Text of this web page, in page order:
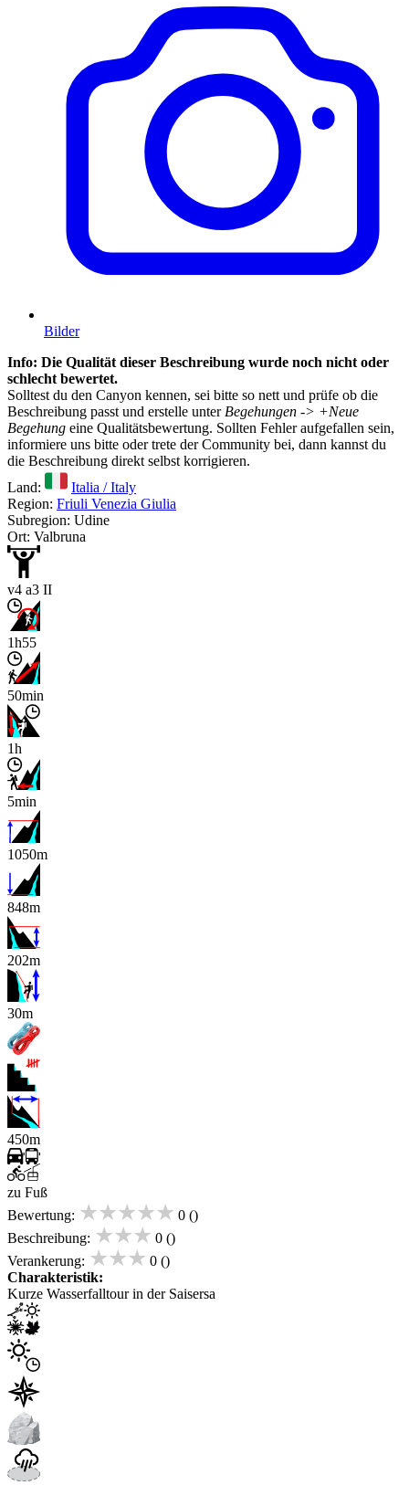
Bilder
Info: Die Qualität dieser Beschreibung wurde noch nicht oder
schlecht bewertet.
Solltest du den Canyon kennen, sei bitte so nett und prüfe ob die
Beschreibung passt und erstelle unter Begehungen -> +Neue
Begehung eine Qualitätsbewertung. Sollten Fehler aufgefallen sein,
informiere uns bitte oder trete der Community bei, dann kannst du
die Beschreibung direkt selbst korrigieren.
Land:
Italia / Italy
Region: Friuli Venezia Giulia
Subregion: Udine
Ort: Valbruna
v4 a3 II
1h55
50min
1h
5min
1050m
848m
202m
x
30m
450m
zu Fuß
Bewertung: ★★★★★ 0 ()
Beschreibung: ★★★ 0 ()
Verankerung: ★★★ 0 ()
Charakteristik:
Kurze Wasserfalltour in der Saisersa